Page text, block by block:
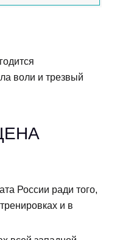
воли и трезвый
России ради того,
и в